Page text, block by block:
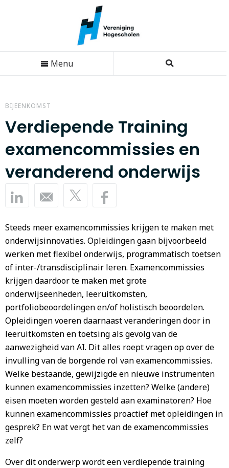
Menu
BIJEENKOMST
Verdiepende Training
examencommissies en
veranderend onderwijs
Steeds meer examencommissies krijgen te maken met
onderwijsinnovaties. Opleidingen gaan bijvoorbeeld
werken met flexibel onderwijs, programmatisch toetsen
of inter-/transdisciplinair leren. Examencommissies
krijgen daardoor te maken met grote
onderwijseenheden, leeruitkomsten,
portfoliobeoordelingen en/of holistisch beoordelen.
Opleidingen voeren daarnaast veranderingen door in
leeruitkomsten en toetsing als gevolg van de
aanwezigheid van AI. Dit alles roept vragen op over de
invulling van de borgende rol van examencommissies.
Welke bestaande, gewijzigde en nieuwe instrumenten
kunnen examencommissies inzetten? Welke (andere)
eisen moeten worden gesteld aan examinatoren? Hoe
kunnen examencommissies proactief met opleidingen in
gesprek? En wat vergt het van de examencommissies
zelf?
Over dit onderwerp wordt een verdiepende training